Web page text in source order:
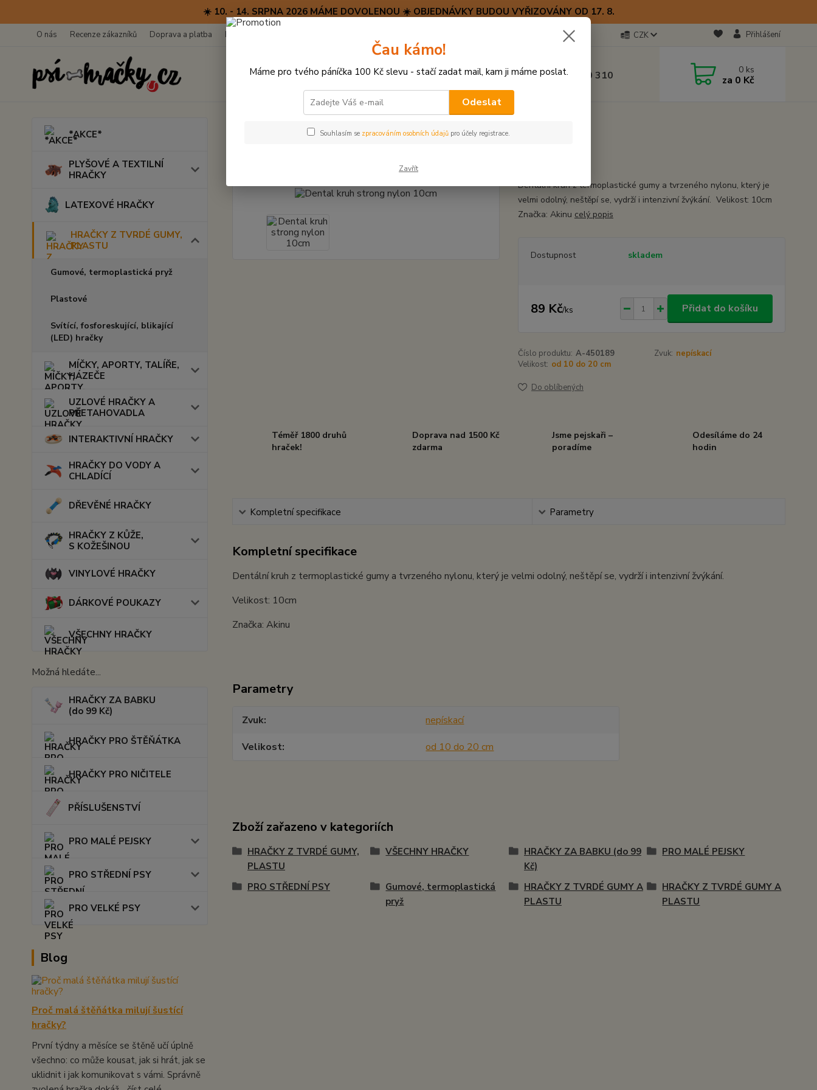
☀️ 10. - 14. SRPNA 2026 MÁME DOVOLENOU ☀️ OBJEDNÁVKY BUDOU VYŘIZOVÁNY OD 17. 8.
O nás Recenze zákazníků Doprava a platba Kontakty CZK Přihlášení
Hledat (+420) 723 770 310 0 ks
za 0 Kč
*AKCE*
PLYŠOVÉ A TEXTILNÍ
HRAČKY
LATEXOVÉ HRAČKY
HRAČKY Z TVRDÉ GUMY,
PLASTU
Gumové, termoplastická pryž
Plastové
Svítící, fosforeskující, blikající
(LED) hračky
MÍČKY, APORTY, TALÍŘE,
HÁZEČE
UZLOVÉ HRAČKY A
PŘETAHOVADLA
INTERAKTIVNÍ HRAČKY
HRAČKY DO VODY A
CHLADÍCÍ
DŘEVĚNÉ HRAČKY
HRAČKY Z KŮŽE,
S KOŽEŠINOU
VINYLOVÉ HRAČKY
DÁRKOVÉ POUKAZY
VŠECHNY HRAČKY
Možná hledáte...
HRAČKY ZA BABKU
(do 99 Kč)
HRAČKY PRO ŠTĚŇÁTKA
HRAČKY PRO NIČITELE
PŘÍSLUŠENSTVÍ
PRO MALÉ PEJSKY
PRO STŘEDNÍ PSY
PRO VELKÉ PSY
Blog
Proč malá štěňátka milují šustící
hračky?
První týdny a měsíce se štěně učí úplně
všechno: co může kousat, jak si hrát, jak se
uklidnit i jak komunikovat s vámi. Správně
Dentální kruh z termoplastické gumy a tvrzeného nylonu, který je
velmi odolný, neštěpí se, vydrží i intenzivní žvýkání. Velikost: 10cm
Značka: Akinu celý popis
Dostupnost skladem
89 Kč/ks Přidat do košíku
Číslo produktu: A-450189 Zvuk: nepískací
Velikost: od 10 do 20 cm
Do oblíbených
Téměř 1800 druhů
hraček!
Doprava nad 1500 Kč
zdarma
Jsme pejskaři –
poradíme
Odesíláme do 24
hodin
Kompletní specifikace Parametry
Kompletní specifikace
Dentální kruh z termoplastické gumy a tvrzeného nylonu, který je velmi odolný, neštěpí se, vydrží i intenzivní žvýkání.
Velikost: 10cm
Značka: Akinu
Parametry
Zvuk
nepískací
Velikost
od 10 do 20 cm
Zboží zařazeno v kategoriích
HRAČKY Z TVRDÉ GUMY,
PLASTU
VŠECHNY HRAČKY
HRAČKY ZA BABKU (do 99
Kč)
PRO MALÉ PEJSKY
PRO STŘEDNÍ PSY
Gumové, termoplastická
pryž
HRAČKY Z TVRDÉ GUMY A
PLASTU
HRAČKY Z TVRDÉ GUMY A
PLASTU
Čau kámo!
Máme pro tvého páníčka 100 Kč slevu - stačí zadat mail, kam ji máme poslat.
Odeslat
Souhlasím se zpracováním osobních údajů pro účely registrace.
Zavřít